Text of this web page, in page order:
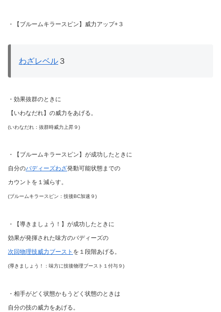
・【ブルームキラースピン】威力アップ+３
わざレベル ３
・効果抜群のときに
【いわなだれ】の威力をあげる。
(いわなだれ：抜群時威力上昇９)
・【ブルームキラースピン】が成功したときに
自分のバディーズわざ発動可能状態までの
カウントを１減らす。
(ブルームキラースピン：技後BC加速９)
・【導きましょう！】が成功したときに
効果が発揮された味方のバディーズの
次回物理技威力ブースト を１段階あげる。
(導きましょう！：味方に技後物理ブースト１付与９)
・相手がどく状態かもうどく状態のときは
自分の技の威力をあげる。